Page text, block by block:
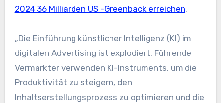
2024 36 Milliarden US -Greenback erreichen.
„Die Einführung künstlicher Intelligenz (KI) im
digitalen Advertising ist explodiert. Führende
Vermarkter verwenden KI-Instruments, um die
Produktivität zu steigern, den
Inhaltserstellungsprozess zu optimieren und die